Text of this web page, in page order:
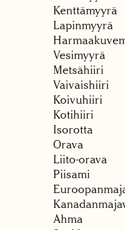
Kenttämyyrä
Lapinmyyrä
Vesimyyrä
Metsähiiri
Vaivaishiiri
Koivuhiiri
Kotihiiri
Isorotta
Orava
Liito-orava
Piisami
Ahma